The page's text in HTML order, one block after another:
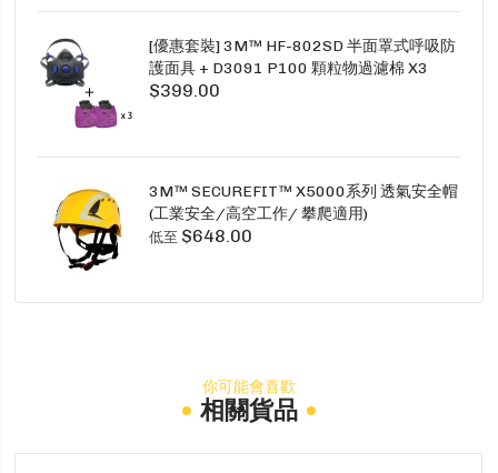
[優惠套裝] 3M™ HF-802SD 半面罩式呼吸防
護面具 + D3091 P100 顆粒物過濾棉 X3
SECURE CLICK HF-802SD HF-800SD 系列
$399.00
3M™ SECUREFIT™ X5000系列 透氣安全帽
(工業安全/高空工作/ 攀爬適用)
低至 $648.00
你可能會喜歡
相關貨品